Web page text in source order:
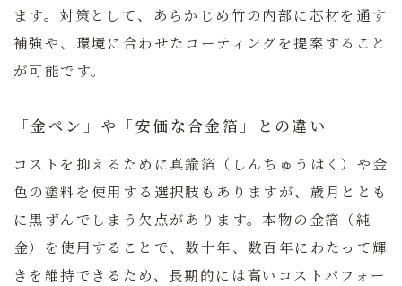
ます。 対策として、あらかじめ竹の内部に芯材を通す
補強や、環境に合わせたコーティングを提案すること
が可能です。
「金ペン」や「安価な合金箔」との違い
コストを抑えるために真鍮箔（しんちゅうはく）や金
色の塗料を使用する選択肢もありますが、歳月ととも
に黒ずんでしまう欠点があります。本物の金箔（純
金）を使用することで、数十年、数百年にわたって輝
きを維持できるため、長期的には高いコストパフォー